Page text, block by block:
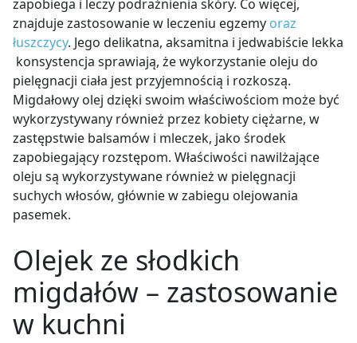
zapobiega i leczy podrażnienia skóry. Co więcej,
znajduje zastosowanie w leczeniu egzemy oraz
łuszczycy. Jego delikatna, aksamitna i jedwabiście lekka
konsystencja sprawiają, że wykorzystanie oleju do
pielęgnacji ciała jest przyjemnością i rozkoszą.
Migdałowy olej dzięki swoim właściwościom może być
wykorzystywany również przez kobiety ciężarne, w
zastępstwie balsamów i mleczek, jako środek
zapobiegający rozstępom. Właściwości nawilżające
oleju są wykorzystywane również w pielęgnacji
suchych włosów, głównie w zabiegu olejowania
pasemek.
Olejek ze słodkich
migdałów – zastosowanie
w kuchni